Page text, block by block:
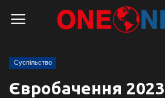
Логін
Суспільство
Євробачення